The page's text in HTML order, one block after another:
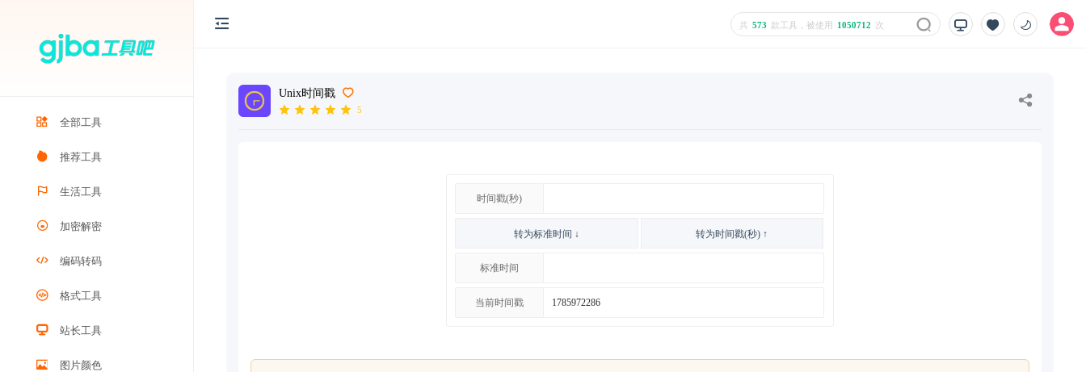
全部工具
推荐工具
生活工具
加密解密
编码转码
格式工具
站长工具
图片颜色
共 573 款工具，被使用 1050712 次
Unix时间戳
5
时间戳(秒)
转为标准时间 ↓ 转为时间戳(秒) ↑
标准时间
当前时间戳